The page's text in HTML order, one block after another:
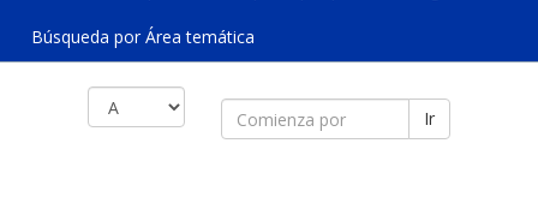
Búsqueda por Área temática
Ir